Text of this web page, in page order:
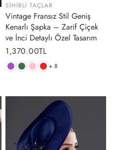
SIHIRLI TAÇLAR
Vintage Fransız Stil Geniş
Kenarlı Şapka – Zarif Çiçek
ve İnci Detaylı Özel Tasarım
Normal
fiyat
1,370.00TL
+ 8